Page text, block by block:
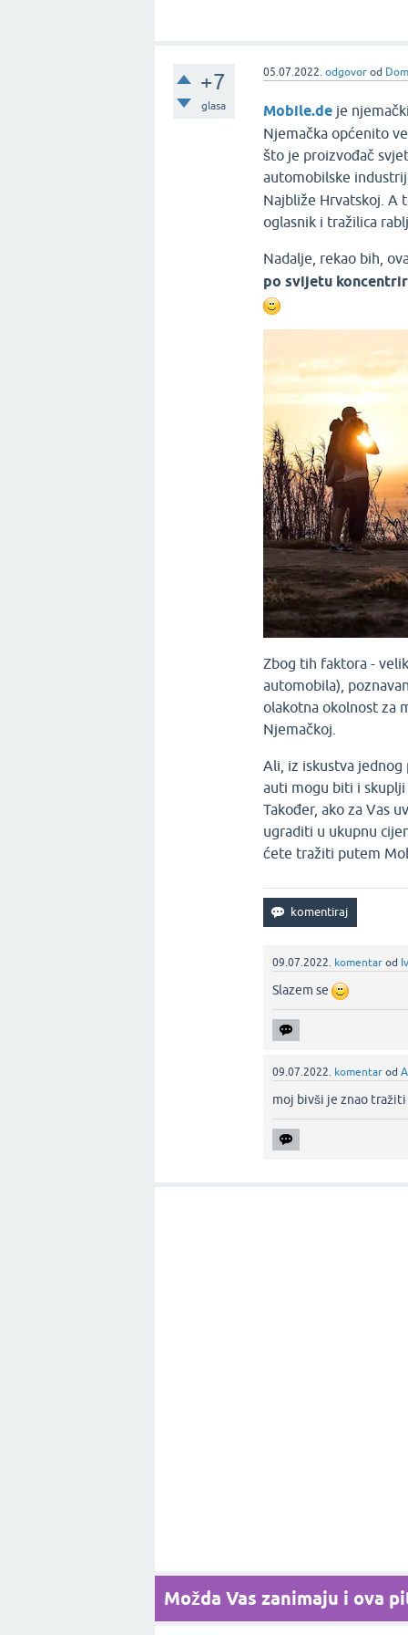
+7
glasa
05.07.2022. odgovor od
Mobile.de je
Njemačka općenito
što je proizvođač
automobilske
Najbliže Hrvatskoj. A
oglasnik i tražilica
Nadalje, rekao bih,
po svijetu
Zbog tih faktora -
automobila),
olakotna okolnost za
Njemačkoj.
Ali, iz iskustva
auti mogu biti i skuplji
Također, ako za Vas
ugraditi u ukupnu
ćete tražiti putem
09.07.2022. komentar od
Slazem se
09.07.2022. komentar od
moj bivši je znao
Možda Vas zanimaju i ova